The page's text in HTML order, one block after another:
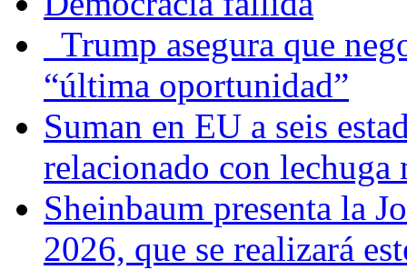
Trump asegura que
“última oportunidad”
Suman en EU a seis
relacionado con lechuga
Sheinbaum presenta la
2026, que se realizará